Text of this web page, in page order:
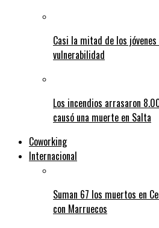
Casi la mitad de los
vulnerabilidad
Los incendios arrasaron
causó una muerte en Salta
Coworking
Internacional
Suman 67 los muertos en
con Marruecos